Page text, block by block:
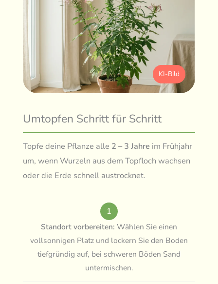
KI-Bild
Umtopfen Schritt für Schritt
Topfe deine Pflanze alle 2 – 3 Jahre im Frühjahr
um, wenn Wurzeln aus dem Topfloch wachsen
oder die Erde schnell austrocknet.
1
Standort vorbereiten: Wählen Sie einen
vollsonnigen Platz und lockern Sie den Boden
tiefgründig auf, bei schweren Böden Sand
untermischen.